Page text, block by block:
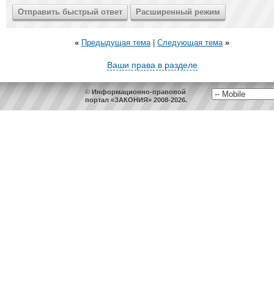
« Предыдущая тема| Следующая тема »
Ваши права в разделе
© Информационно-правовой
портал «ЗАКОНИЯ» 2008-2026.